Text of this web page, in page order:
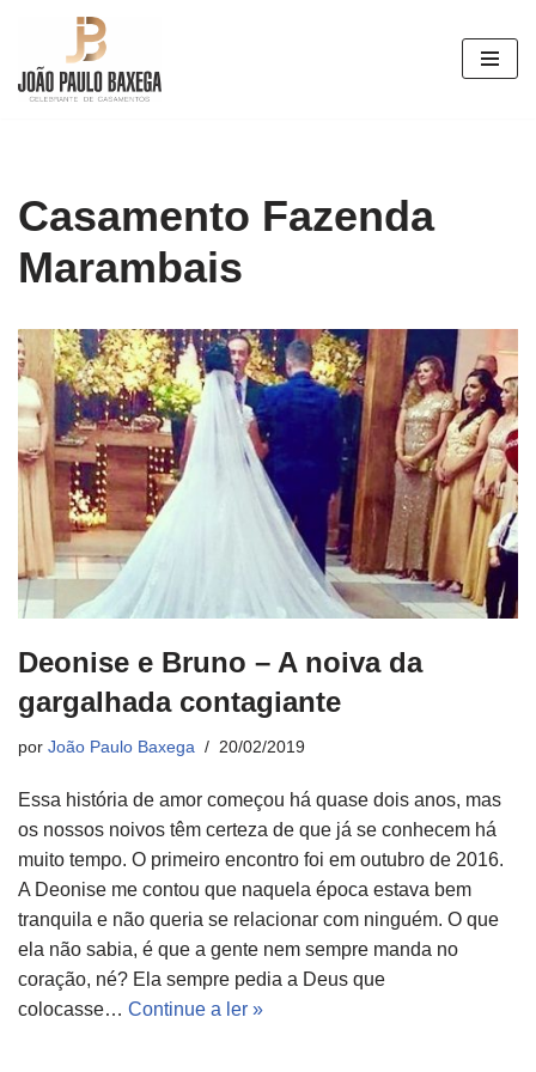
Pular
para
Casamento Fazenda
Marambais
Deonise e Bruno – A noiva da
gargalhada contagiante
por João Paulo Baxega 20/02/2019
Essa história de amor começou há quase dois anos, mas
os nossos noivos têm certeza de que já se conhecem há
muito tempo. O primeiro encontro foi em outubro de 2016.
A Deonise me contou que naquela época estava bem
tranquila e não queria se relacionar com ninguém. O que
ela não sabia, é que a gente nem sempre manda no
coração, né? Ela sempre pedia a Deus que
colocasse… Continue a ler »